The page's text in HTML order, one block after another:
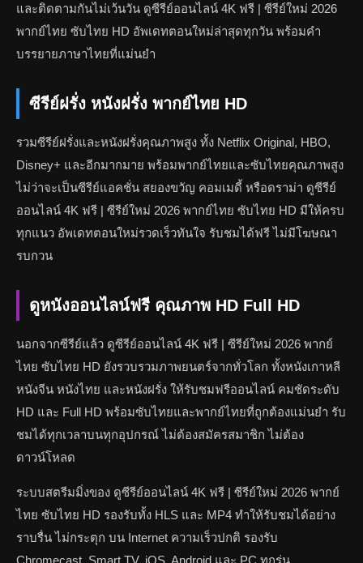
และติดตามกันไม่เว้นวัน ดูซีรีย์ออนไลน์ 4K ฟรี | ซีรีย์ใหม่ 2026
พากย์ไทย ซับไทย HD อัพเดทตอนใหม่ล่าสุดทุกวัน พร้อมคำ
บรรยายภาษาไทยที่แม่นยำ
ซีรีย์ฝรั่ง หนังฝรั่ง พากย์ไทย HD
รวมซีรีย์ฝรั่งและหนังฝรั่งคุณภาพสูง ทั้ง Netflix Original, HBO,
Disney+ และอีกมากมาย พร้อมพากย์ไทยและซับไทยคุณภาพสูง
ไม่ว่าจะเป็นซีรีย์แอคชั่น สยองขวัญ คอมเมดี้ หรือดราม่า ดูซีรีย์
ออนไลน์ 4K ฟรี | ซีรีย์ใหม่ 2026 พากย์ไทย ซับไทย HD มีให้ครบ
ทุกแนว อัพเดทตอนใหม่รวดเร็วทันใจ รับชมได้ฟรี ไม่มีโฆษณา
รบกวน
ดูหนังออนไลน์ฟรี คุณภาพ HD Full HD
นอกจากซีรีย์แล้ว ดูซีรีย์ออนไลน์ 4K ฟรี | ซีรีย์ใหม่ 2026 พากย์
ไทย ซับไทย HD ยังรวบรวมภาพยนตร์จากทั่วโลก ทั้งหนังเกาหลี
หนังจีน หนังไทย และหนังฝรั่ง ให้รับชมฟรีออนไลน์ คมชัดระดับ
HD และ Full HD พร้อมซับไทยและพากย์ไทยที่ถูกต้องแม่นยำ รับ
ชมได้ทุกเวลาบนทุกอุปกรณ์ ไม่ต้องสมัครสมาชิก ไม่ต้อง
ดาวน์โหลด
ระบบสตรีมมิ่งของ ดูซีรีย์ออนไลน์ 4K ฟรี | ซีรีย์ใหม่ 2026 พากย์
ไทย ซับไทย HD รองรับทั้ง HLS และ MP4 ทำให้รับชมได้อย่าง
ราบรื่น ไม่กระตุก บน Internet ความเร็วปกติ รองรับ
Chromecast, Smart TV, iOS, Android และ PC ทุกรุ่น